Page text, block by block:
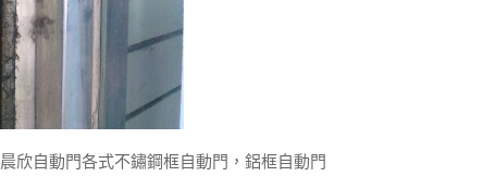
晨欣自動門各式不鏽鋼框自動門，鋁框自動門